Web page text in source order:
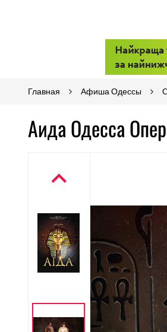
Главная Афиша Одессы
Аида Одесса